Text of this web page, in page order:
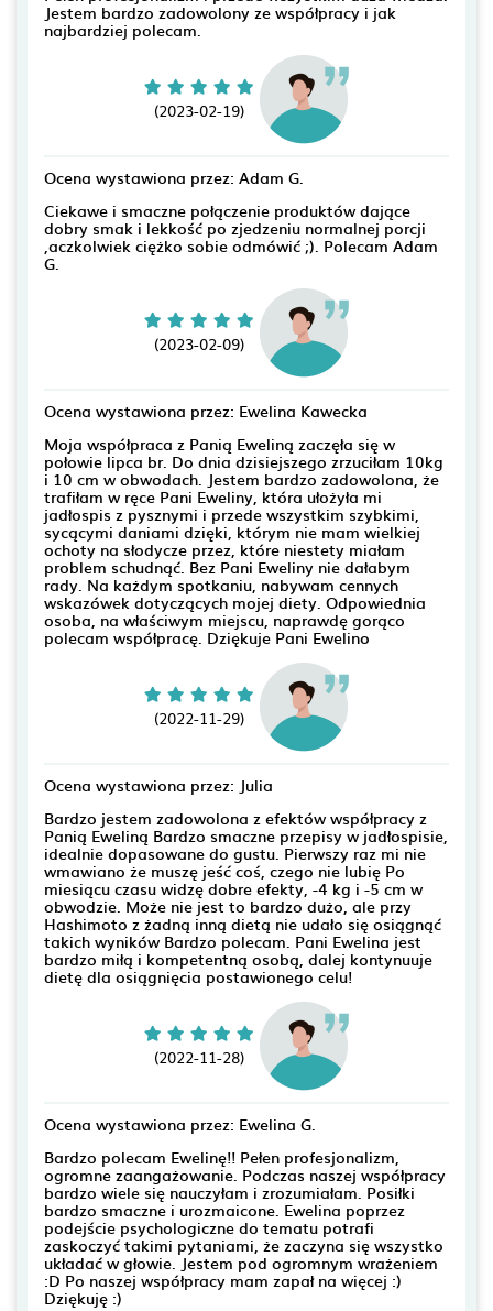
Jestem bardzo zadowolony ze współpracy i jak
najbardziej polecam.
(2023-02-19)
Ocena wystawiona przez: Adam G.
Ciekawe i smaczne połączenie produktów dające
dobry smak i lekkość po zjedzeniu normalnej porcji
,aczkolwiek ciężko sobie odmówić ;). Polecam Adam
G.
(2023-02-09)
Ocena wystawiona przez: Ewelina Kawecka
Moja współpraca z Panią Eweliną zaczęła się w
połowie lipca br. Do dnia dzisiejszego zrzuciłam 10kg
i 10 cm w obwodach. Jestem bardzo zadowolona, że
trafiłam w ręce Pani Eweliny, która ułożyła mi
jadłospis z pysznymi i przede wszystkim szybkimi,
sycącymi daniami dzięki, którym nie mam wielkiej
ochoty na słodycze przez, które niestety miałam
problem schudnąć. Bez Pani Eweliny nie dałabym
rady. Na każdym spotkaniu, nabywam cennych
wskazówek dotyczących mojej diety. Odpowiednia
osoba, na właściwym miejscu, naprawdę gorąco
polecam współpracę. Dziękuje Pani Ewelino
(2022-11-29)
Ocena wystawiona przez: Julia
Bardzo jestem zadowolona z efektów współpracy z
Panią Eweliną Bardzo smaczne przepisy w jadłospisie,
idealnie dopasowane do gustu. Pierwszy raz mi nie
wmawiano że muszę jeść coś, czego nie lubię Po
miesiącu czasu widzę dobre efekty, -4 kg i -5 cm w
obwodzie. Może nie jest to bardzo dużo, ale przy
Hashimoto z żadną inną dietą nie udało się osiągnąć
takich wyników Bardzo polecam. Pani Ewelina jest
bardzo miłą i kompetentną osobą, dalej kontynuuje
dietę dla osiągnięcia postawionego celu!
(2022-11-28)
Ocena wystawiona przez: Ewelina G.
Bardzo polecam Ewelinę!! Pełen profesjonalizm,
ogromne zaangażowanie. Podczas naszej współpracy
bardzo wiele się nauczyłam i zrozumiałam. Posiłki
bardzo smaczne i urozmaicone. Ewelina poprzez
podejście psychologiczne do tematu potrafi
zaskoczyć takimi pytaniami, że zaczyna się wszystko
układać w głowie. Jestem pod ogromnym wrażeniem
:D Po naszej współpracy mam zapał na więcej :)
Dziękuję :)